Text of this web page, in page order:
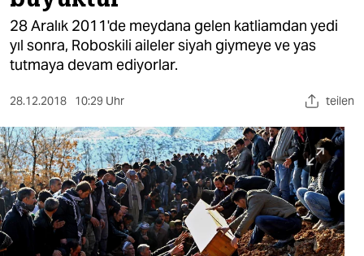
öko
gesellschaft
sport
berlin
nord
wahrheit
28 Aralık 2011'de meydana gelen katliamdan yedi
yıl sonra, Roboskili aileler siyah giymeye ve yas
tutmaya devam ediyorlar.
28.12.2018 10:29 Uhr teilen